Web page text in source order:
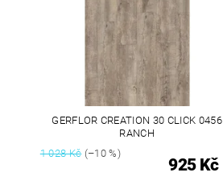
GERFLOR CREATION 30 CLICK 0456
RANCH
1 028 Kč(–10 %)
925 Kč